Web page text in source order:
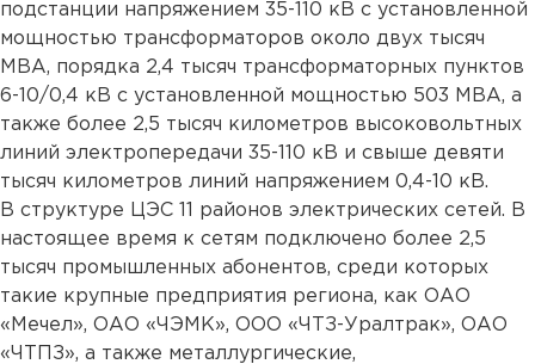
подстанции напряжением 35-110 кВ с установленной
мощностью трансформаторов около двух тысяч
МВА, порядка 2,4 тысяч трансформаторных пунктов
6-10/0,4 кВ с установленной мощностью 503 МВА, а
также более 2,5 тысяч километров высоковольтных
линий электропередачи 35-110 кВ и свыше девяти
тысяч километров линий напряжением 0,4-10 кВ.
В структуре ЦЭС 11 районов электрических сетей. В
настоящее время к сетям подключено более 2,5
тысяч промышленных абонентов, среди которых
такие крупные предприятия региона, как ОАО
«Мечел», ОАО «ЧЭМК», ООО «ЧТЗ-Уралтрак», ОАО
«ЧТПЗ», а также металлургические,